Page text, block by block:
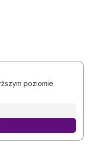
poziomie